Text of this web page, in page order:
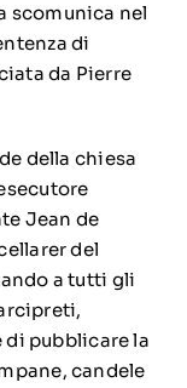
scomunica nel
di
da Pierre
della chiesa
Jean de
del
a tutti gli
di pubblicare la
candele